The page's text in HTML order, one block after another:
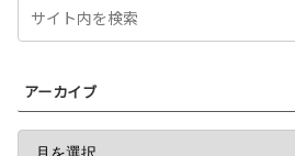
アーカイブ